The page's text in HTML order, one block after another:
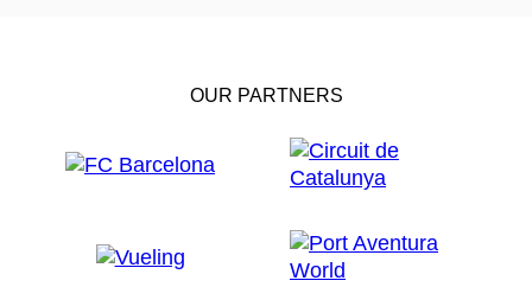
OUR PARTNERS